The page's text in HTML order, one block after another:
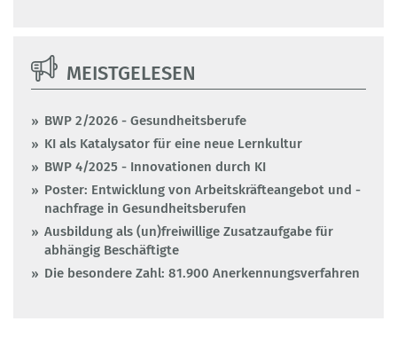
MEISTGELESEN
BWP 2/2026 - Gesundheitsberufe
KI als Katalysator für eine neue Lernkultur
BWP 4/2025 - Innovationen durch KI
Poster: Entwicklung von Arbeitskräfteangebot und -
nachfrage in Gesundheitsberufen
Ausbildung als (un)freiwillige Zusatzaufgabe für
abhängig Beschäftigte
Die besondere Zahl: 81.900 Anerkennungsverfahren